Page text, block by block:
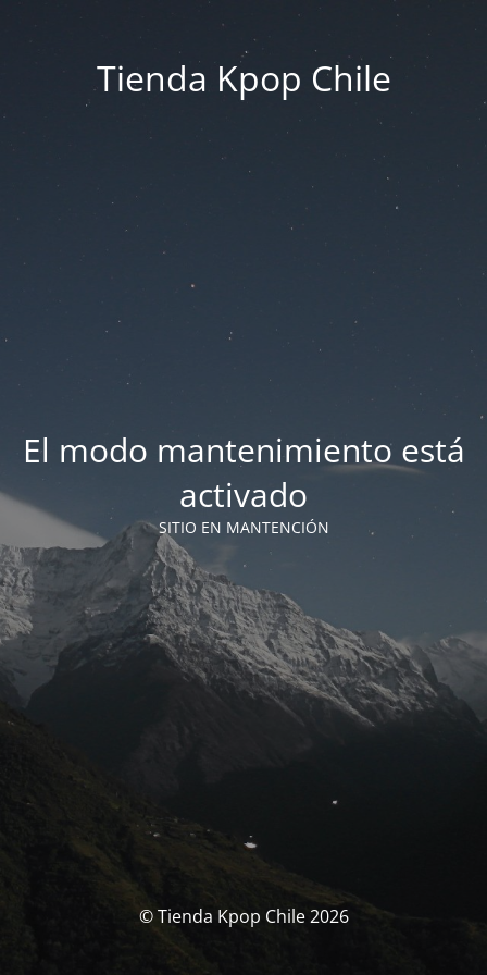
Tienda Kpop Chile
El modo mantenimiento está
activado
SITIO EN MANTENCIÓN
© Tienda Kpop Chile 2026